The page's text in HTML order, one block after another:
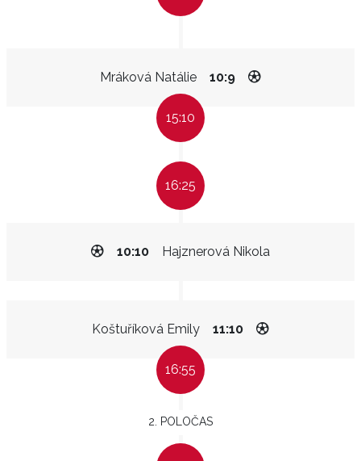
Mráková Natálie 10:9
15:10
16:25
Hajznerová Nikola
10:10
Koštuříková Emily 11:10
16:55
2. POLOČAS